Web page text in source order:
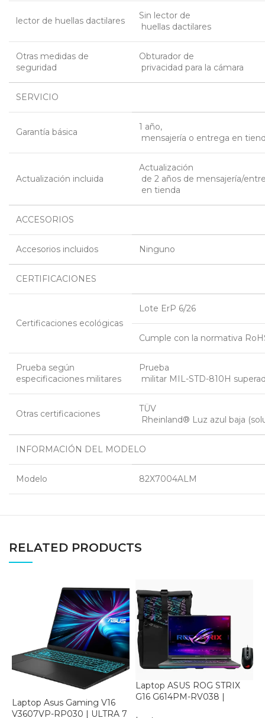
lector de huellas dactilares
Sin lector de
huellas dactilares
Otras medidas de
seguridad
Obturador de
privacidad para la cámara
SERVICIO
Garantía básica
1 año,
mensajería o entrega en
Actualización incluida
Actualización
de 2 años de mensajería/
en tienda
ACCESORIOS
Accesorios incluidos Ninguno
CERTIFICACIONES
Certificaciones ecológicas
Lote ErP 6/26
Cumple con la normativa
Prueba según
especificaciones militares
Prueba
militar MIL-STD-810H
Otras certificaciones
TÜV
Rheinland® Luz azul baja
INFORMACIÓN DEL MODELO
Modelo 82X7004ALM
RELATED PRODUCTS
Laptop Asus Gaming V16
V3607VP-RP030 | ULTRA 7
Laptop ASUS ROG STRIX
G16 G614PM-RV038 |